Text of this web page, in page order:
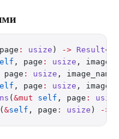
: usize ) -> Result<
, page : usize ,
page : usize , image_name
, page : usize ,
( &mut self , page :
usize
( &self , page : usize ) ->